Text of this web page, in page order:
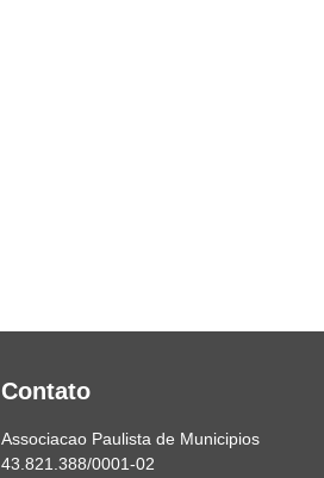
Contato
Associacao Paulista de Municipios
43.821.388/0001-02